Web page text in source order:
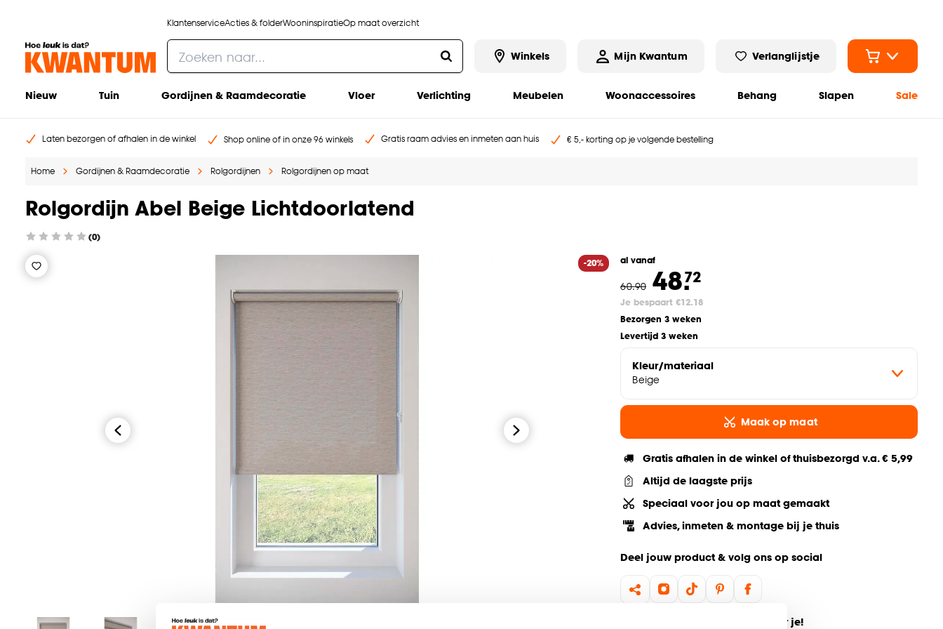
KlantenserviceActies & folderWooninspiratieOp maat overzicht
Winkels Mijn Kwantum Verlanglijstje
Nieuw Tuin Gordijnen & Raamdecoratie Vloer Verlichting Meubelen Woonaccessoires Behang Slapen Sale
Laten bezorgen of afhalen in de winkel Shop online of in onze 96 winkels Gratis raam advies en inmeten aan huis € 5,- korting op je volgende bestelling
Home Gordijnen & Raamdecoratie Rolgordijnen Rolgordijnen op maat
Rolgordijn Abel Beige Lichtdoorlatend
(0)
-20% al vanaf
60.90 48.72
Je bespaart €12.18
Bezorgen 3 weken
Levertijd 3 weken
Kleur/materiaal
Beige
Maak op maat
Gratis afhalen in de winkel of thuisbezorgd v.a. € 5,99
Altijd de laagste prijs
Speciaal voor jou op maat gemaakt
Advies, inmeten & montage bij je thuis
Deel jouw product & volg ons op social
Hulp nodig? Wij regelen het voor je!